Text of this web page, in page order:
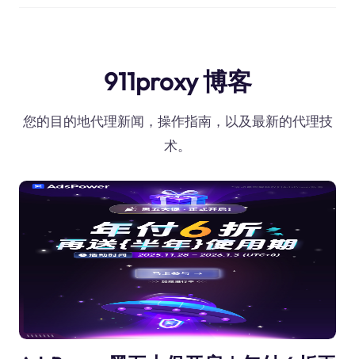
911proxy 博客
您的目的地代理新闻，操作指南，以及最新的代理技
术。